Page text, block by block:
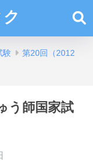
験
第20回（2012
う師国家試